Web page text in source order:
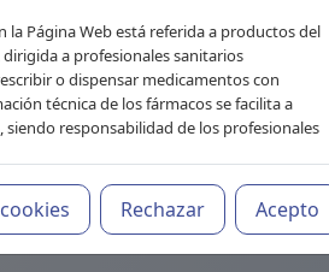
la Página Web está referida a productos del
a profesionales sanitarios
o dispensar medicamentos con
técnica de los fármacos se facilita a
responsabilidad de los profesionales
Rechazar Acepto
profesional, 24/7
No sustituyen el juicio clínico